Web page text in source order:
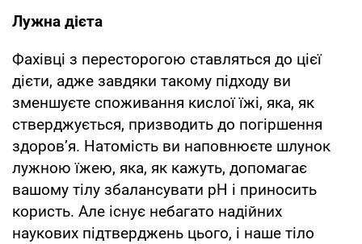
Лужна дієта
Фахівці з пересторогою ставляться до цієї
дієти, адже завдяки такому підходу ви
зменшуєте споживання кислої їжі, яка, як
стверджується, призводить до погіршення
здоров’я. Натомість ви наповнюєте шлунок
лужною їжею, яка, як кажуть, допомагає
вашому тілу збалансувати рН і приносить
користь. Але існує небагато надійних
наукових підтверджень цього, і наше тіло